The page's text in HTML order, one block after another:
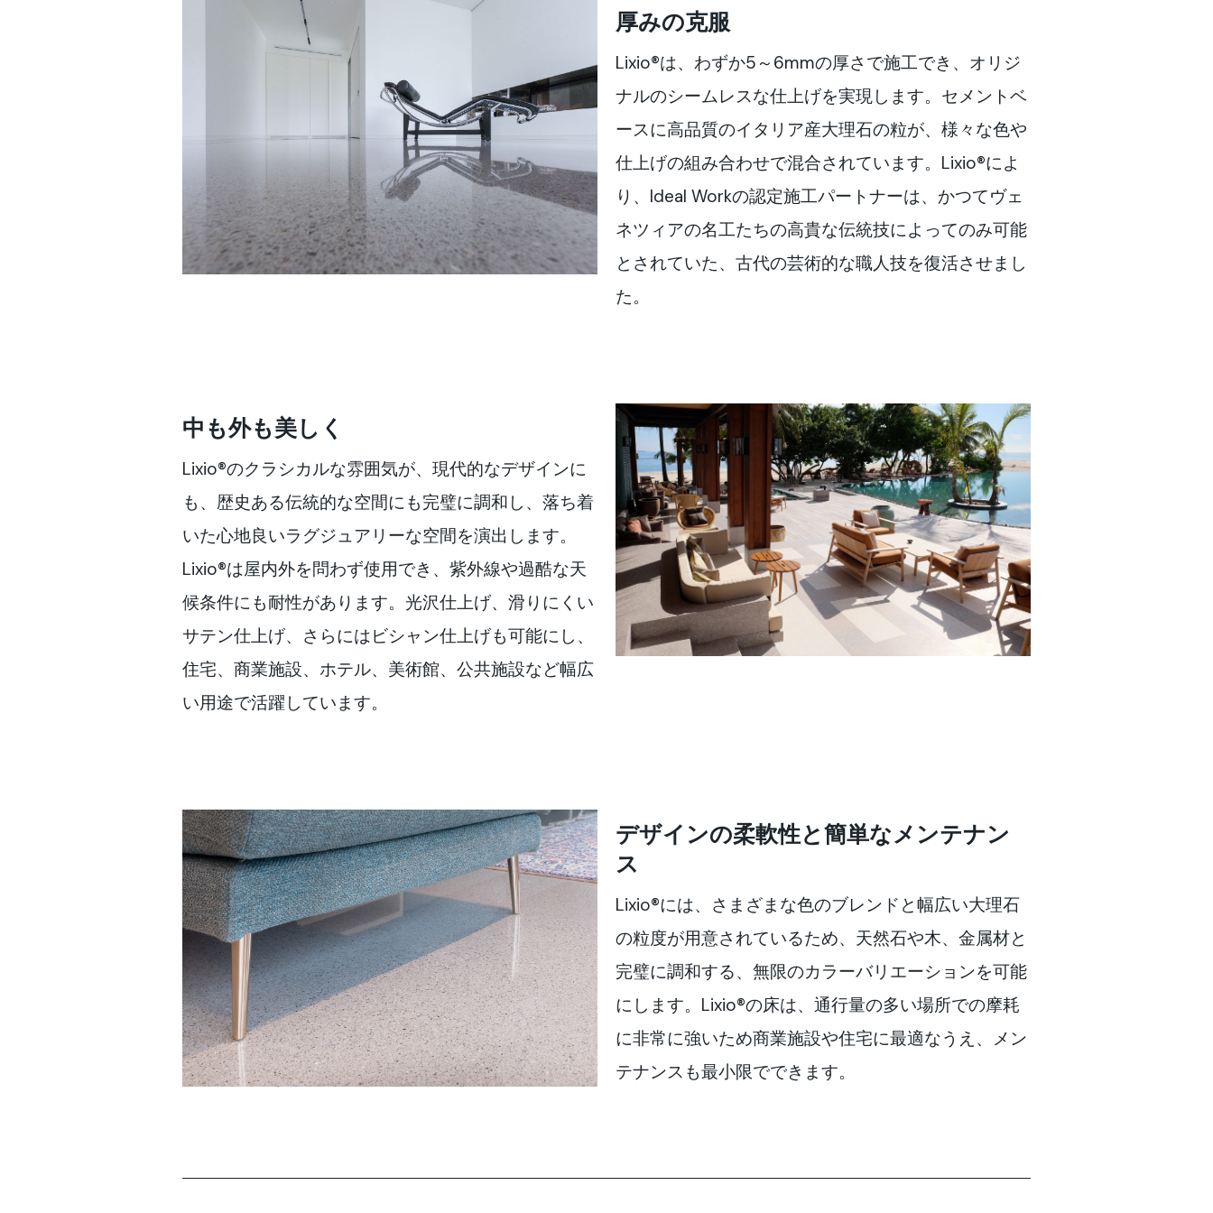
厚みの克服
Lixio®は、わずか5～6mmの厚さで施工でき、オリジ
ナルのシームレスな仕上げを実現します。セメントベ
ースに高品質のイタリア産大理石の粒が、様々な色や
仕上げの組み合わせで混合されています。Lixio®によ
り、Ideal Workの認定施工パートナーは、かつてヴェ
ネツィアの名工たちの高貴な伝統技によってのみ可能
とされていた、古代の芸術的な職人技を復活させまし
た。
中も外も美しく
Lixio®のクラシカルな雰囲気が、現代的なデザインに
も、歴史ある伝統的な空間にも完璧に調和し、落ち着
いた心地良いラグジュアリーな空間を演出します。
Lixio®は屋内外を問わず使用でき、紫外線や過酷な天
候条件にも耐性があります。光沢仕上げ、滑りにくい
サテン仕上げ、さらにはビシャン仕上げも可能にし、
住宅、商業施設、ホテル、美術館、公共施設など幅広
い用途で活躍しています。
デザインの柔軟性と簡単なメンテナン
ス
Lixio®には、さまざまな色のブレンドと幅広い大理石
の粒度が用意されているため、天然石や木、金属材と
完璧に調和する、無限のカラーバリエーションを可能
にします。Lixio®の床は、通行量の多い場所での摩耗
に非常に強いため商業施設や住宅に最適なうえ、メン
テナンスも最小限でできます。